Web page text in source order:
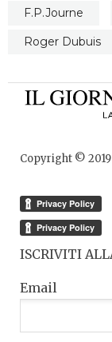
F.P.Journe
Roger Dubuis
Copyright ©
ISCRIVITI
Email